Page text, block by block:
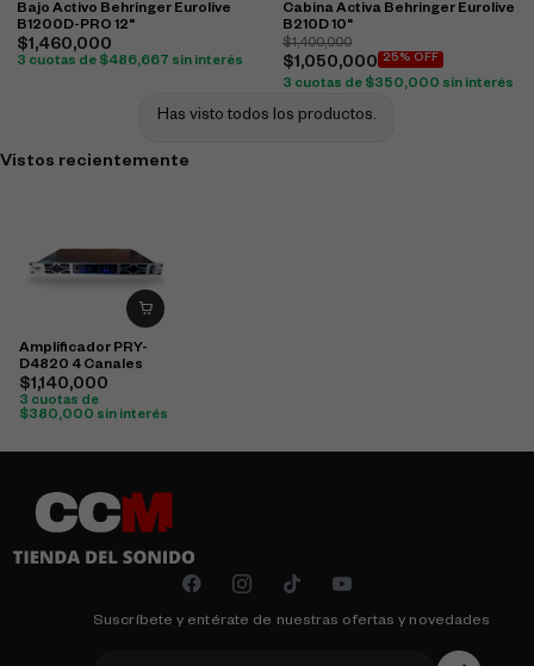
Bajo Activo Behringer Eurolive
B1200D-PRO 12"
$1,460,000
3 cuotas de $486,667 sin interés
Cabina Activa Behringer Eurolive
B210D 10"
$1,400,000
$1,050,000 25% OFF
3 cuotas de $350,000 sin interés
Has visto todos los productos.
Vistos recientemente
Amplificador PRY-
D4820 4 Canales
$1,140,000
3 cuotas de
$380,000 sin interés
Suscríbete y entérate de nuestras ofertas y novedades